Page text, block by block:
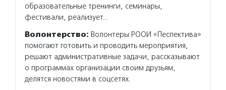
образовательные тренинги, семинары,
фестивали, реализует…
Волонтерство: Волонтеры РООИ «Песпектива»
помогают готовить и проводить мероприятия,
решают административные задачи, рассказывают
о программах организации своим друзьям,
делятся новостями в соцсетях.